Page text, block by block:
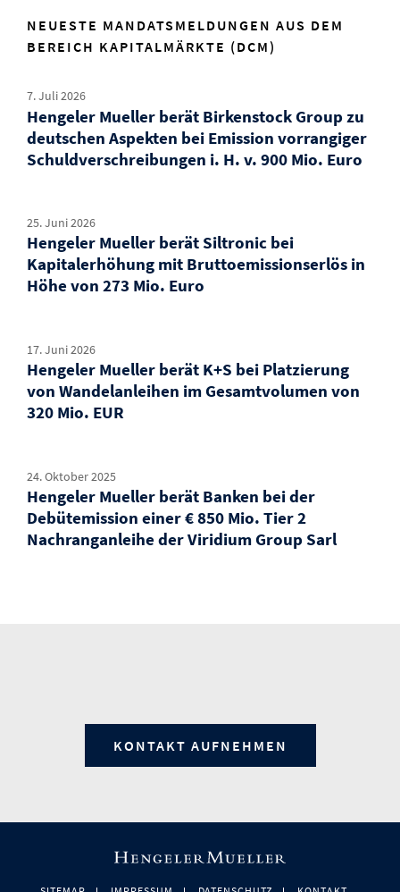
NEUESTE MANDATSMELDUNGEN AUS DEM
BEREICH KAPITALMÄRKTE (DCM)
7. Juli 2026
Hengeler Mueller berät Birkenstock Group zu
deutschen Aspekten bei Emission vorrangiger
Schuldverschreibungen i. H. v. 900 Mio. Euro
25. Juni 2026
Hengeler Mueller berät Siltronic bei
Kapitalerhöhung mit Bruttoemissionserlös in
Höhe von 273 Mio. Euro
17. Juni 2026
Hengeler Mueller berät K+S bei Platzierung
von Wandelanleihen im Gesamtvolumen von
320 Mio. EUR
24. Oktober 2025
Hengeler Mueller berät Banken bei der
Debütemission einer € 850 Mio. Tier 2
Nachranganleihe der Viridium Group Sarl
KONTAKT AUFNEHMEN